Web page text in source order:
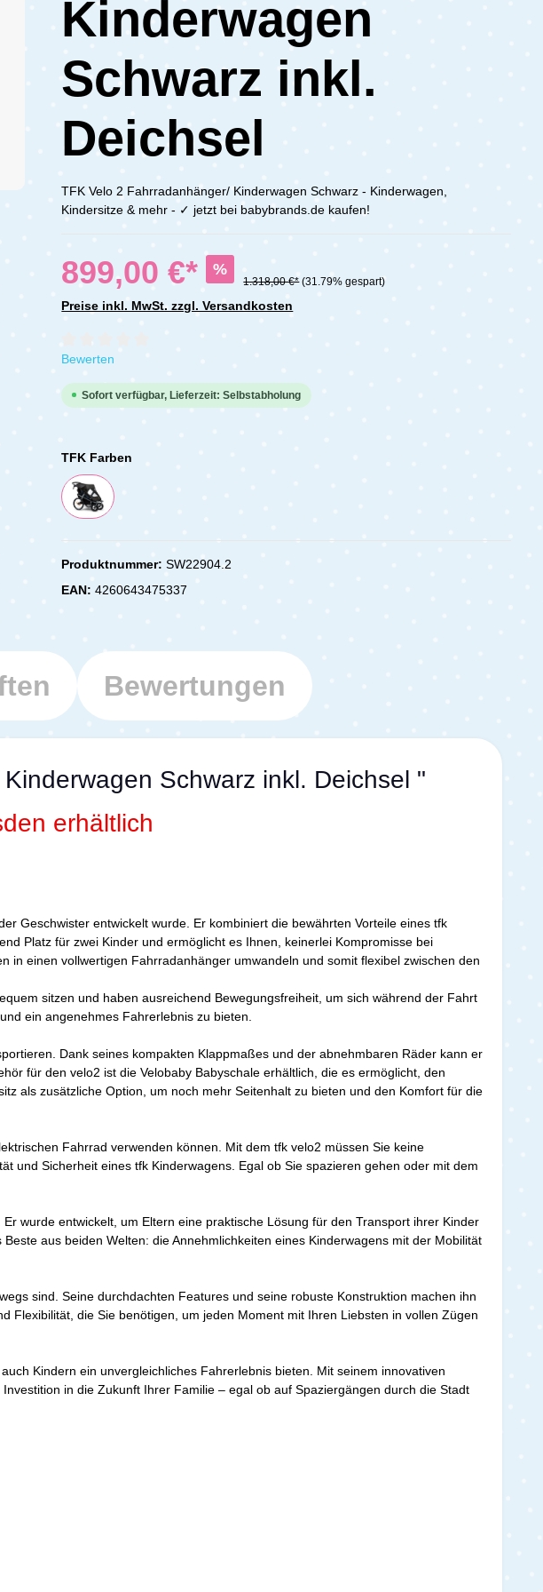
Kinderwagen
Schwarz inkl.
Deichsel
TFK Velo 2 Fahrradanhänger/ Kinderwagen Schwarz - Kinderwagen,
Kindersitze & mehr - ✓ jetzt bei babybrands.de kaufen!
899,00 €* %
1.318,00 €* (31.79% gespart)
Preise inkl. MwSt. zzgl. Versandkosten
Durchschnittliche Bewertung von 0 von 5 Sternen
Bewerten
Sofort verfügbar, Lieferzeit: Selbstabholung
TFK Farben
Produktnummer:SW22904.2
EAN:4260643475337
Bewertungen
Schwarz inkl. Deichsel "
erhältlich
Geschwister entwickelt wurde. Er kombiniert die bewährten Vorteile eines tfk
Platz für zwei Kinder und ermöglicht es Ihnen, keinerlei Kompromisse bei
einen vollwertigen Fahrradanhänger umwandeln und somit flexibel zwischen den
sitzen und haben ausreichend Bewegungsfreiheit, um sich während der Fahrt
ein angenehmes Fahrerlebnis zu bieten.
Dank seines kompakten Klappmaßes und der abnehmbaren Räder kann er
für den velo2 ist die Velobaby Babyschale erhältlich, die es ermöglicht, den
als zusätzliche Option, um noch mehr Seitenhalt zu bieten und den Komfort für die
Fahrrad verwenden können. Mit dem tfk velo2 müssen Sie keine
und Sicherheit eines tfk Kinderwagens. Egal ob Sie spazieren gehen oder mit dem
wurde entwickelt, um Eltern eine praktische Lösung für den Transport ihrer Kinder
aus beiden Welten: die Annehmlichkeiten eines Kinderwagens mit der Mobilität
sind. Seine durchdachten Features und seine robuste Konstruktion machen ihn
Flexibilität, die Sie benötigen, um jeden Moment mit Ihren Liebsten in vollen Zügen
Kindern ein unvergleichliches Fahrerlebnis bieten. Mit seinem innovativen
in die Zukunft Ihrer Familie – egal ob auf Spaziergängen durch die Stadt